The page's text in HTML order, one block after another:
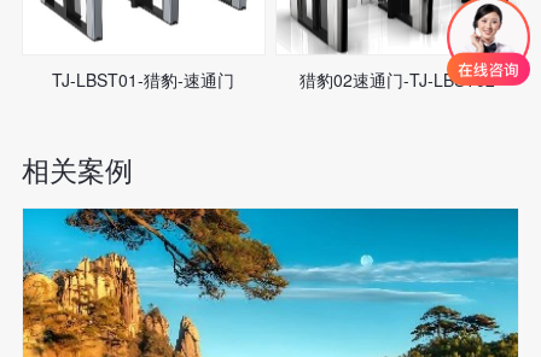
TJ-LBST01-猎豹-速通门 猎豹02速通门-TJ-LBST02
相关案例